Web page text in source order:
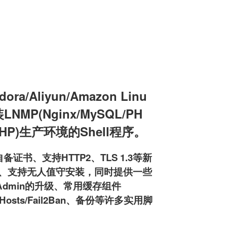
Aliyun/Amazon Linu
MySQL/PH
生产环境的Shell程序。
证书、支持HTTP2、TLS 1.3等新
支持无人值守安装，同时提供一些
的升级、常用缓存组件
Fail2Ban、备份等许多实用脚